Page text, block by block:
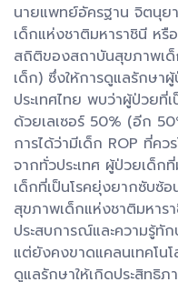
นายแพทย์อัครฐาน จิตนุย
เด็กแห่งชาติมหาราชินี หรื
สถิติของสถาบันสุขภาพเด็
เด็ก) ซึ่งให้การดูแลรักษา
ประเทศไทย พบว่าผู้ป่วยที่
ด้วยเลเซอร์ 50% (อีก
การได้ว่ามีเด็ก ROP ที่ค
จากทั่วประเทศ ผู้ป่วยเด็ก
เด็กที่เป็นโรคยุ่งยากซับซ้
สุขภาพเด็กแห่งชาติมหา
ประสบการณ์และความรู้ทัก
แต่ยังคงขาดแคลนเทคโน
ดูแลรักษาให้เกิดประสิทธิ